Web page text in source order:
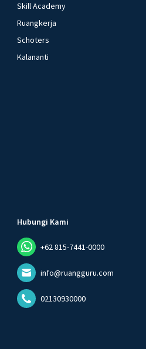
Skill Academy
Ruangkerja
Schoters
Kalananti
Hubungi Kami
+62 815-7441-0000
info@ruangguru.com
02130930000